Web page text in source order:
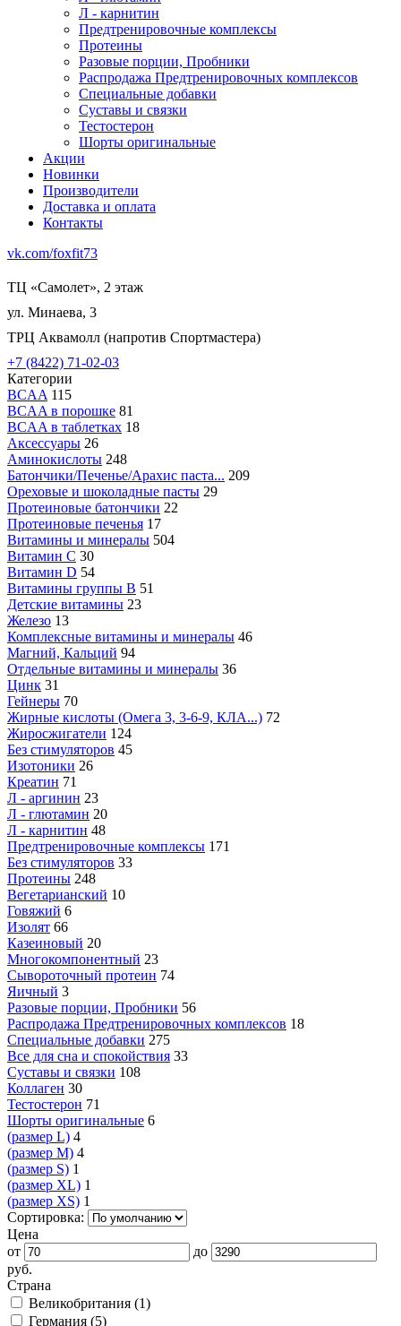
Л - карнитин
Предтренировочные комплексы
Протеины
Разовые порции, Пробники
Распродажа Предтренировочных комплексов
Специальные добавки
Суставы и связки
Тестостерон
Шорты оригинальные
Акции
Новинки
Производители
Доставка и оплата
Контакты
vk.com/foxfit73
ТЦ «Самолет», 2 этаж
ул. Минаева, 3
ТРЦ Аквамолл (напротив Спортмастера)
+7 (8422) 71-02-03
Категории
BCAA 115
BCAA в порошке 81
BCAA в таблетках 18
Аксессуары 26
Аминокислоты 248
Батончики/Печенье/Арахис паста... 209
Ореховые и шоколадные пасты 29
Протеиновые батончики 22
Протеиновые печенья 17
Витамины и минералы 504
Витамин C 30
Витамин D 54
Витамины группы В 51
Детские витамины 23
Железо 13
Комплексные витамины и минералы 46
Магний, Кальций 94
Отдельные витамины и минералы 36
Цинк 31
Гейнеры 70
Жирные кислоты (Омега 3, 3-6-9, КЛА...) 72
Жиросжигатели 124
Без стимуляторов 45
Изотоники 26
Креатин 71
Л - аргинин 23
Л - глютамин 20
Л - карнитин 48
Предтренировочные комплексы 171
Без стимуляторов 33
Протеины 248
Вегетарианский 10
Говяжий 6
Изолят 66
Казеиновый 20
Многокомпонентный 23
Сывороточный протеин 74
Яичный 3
Разовые порции, Пробники 56
Распродажа Предтренировочных комплексов 18
Специальные добавки 275
Все для сна и спокойствия 33
Суставы и связки 108
Коллаген 30
Тестостерон 71
Шорты оригинальные 6
(размер L) 4
(размер M) 4
(размер S) 1
(размер XL) 1
(размер XS) 1
Сортировка:
Цена
от
до
руб.
Страна
Великобритания (1)
Германия (5)